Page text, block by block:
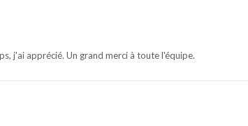
j'ai apprécié. Un grand merci à toute l'équipe.